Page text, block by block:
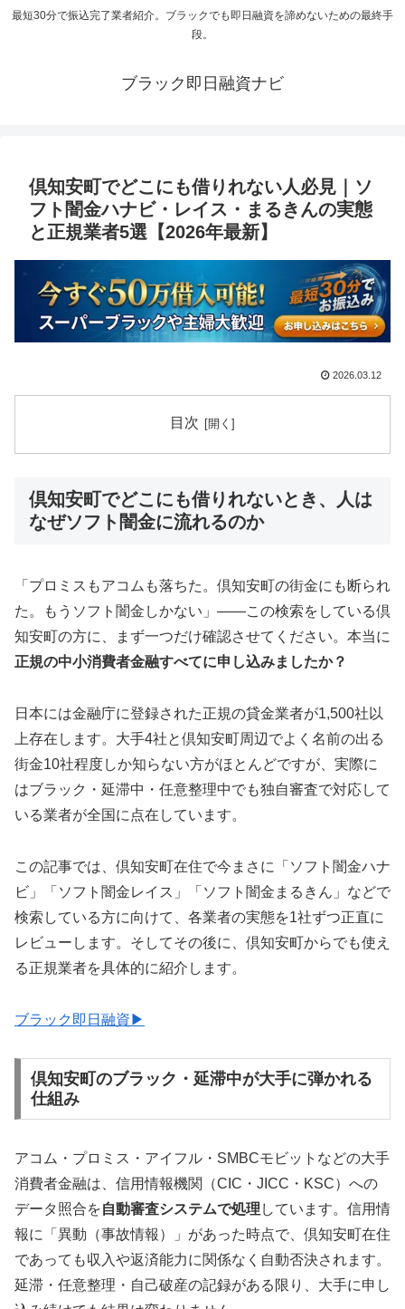
最短30分で振込完了業者紹介。ブラックでも即日融資を諦めないための最終手
段。
ブラック即日融資ナビ
倶知安町でどこにも借りれない人必見｜ソ
フト闇金ハナビ・レイス・まるきんの実態
と正規業者5選【2026年最新】
2026.03.12
目次
倶知安町でどこにも借りれないとき、人は
なぜソフト闇金に流れるのか
「プロミスもアコムも落ちた。倶知安町の街金にも断られ
た。もうソフト闇金しかない」——この検索をしている倶
知安町の方に、まず一つだけ確認させてください。本当に
正規の中小消費者金融すべてに申し込みましたか？
日本には金融庁に登録された正規の貸金業者が1,500社以
上存在します。大手4社と倶知安町周辺でよく名前の出る
街金10社程度しか知らない方がほとんどですが、実際に
はブラック・延滞中・任意整理中でも独自審査で対応して
いる業者が全国に点在しています。
この記事では、倶知安町在住で今まさに「ソフト闇金ハナ
ビ」「ソフト闇金レイス」「ソフト闇金まるきん」などで
検索している方に向けて、各業者の実態を1社ずつ正直に
レビューします。そしてその後に、倶知安町からでも使え
る正規業者を具体的に紹介します。
ブラック即日融資▶
倶知安町のブラック・延滞中が大手に弾かれる
仕組み
アコム・プロミス・アイフル・SMBCモビットなどの大手
消費者金融は、信用情報機関（CIC・JICC・KSC）への
データ照合を自動審査システムで処理 しています。信用情
報に「異動（事故情報）」があった時点で、倶知安町在住
であっても収入や返済能力に関係なく自動否決されます。
延滞・任意整理・自己破産の記録がある限り、大手に申し